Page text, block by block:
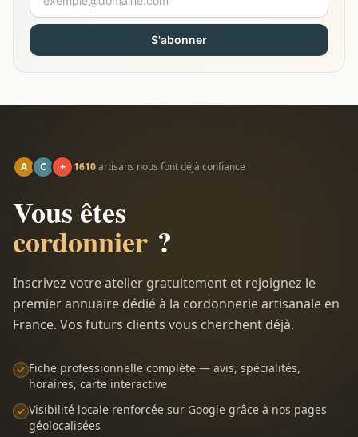
S'abonner
A C + 1610artisans nous font déjà confiance
Vous êtes
cordonnier ?
Inscrivez votre atelier gratuitement et rejoignez le
premier annuaire dédié à la cordonnerie artisanale en
France. Vos futurs clients vous cherchent déjà.
Fiche professionnelle complète — avis, spécialités,
horaires, carte interactive
Visibilité locale renforcée sur Google grâce à nos pages
géolocalisées